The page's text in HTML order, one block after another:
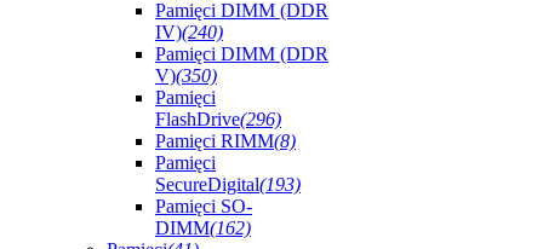
Pamięci DIMM (DDR
IV)(240)
Pamięci DIMM (DDR
V)(350)
Pamięci
FlashDrive(296)
Pamięci RIMM(8)
Pamięci
SecureDigital(193)
Pamięci SO-
DIMM(162)